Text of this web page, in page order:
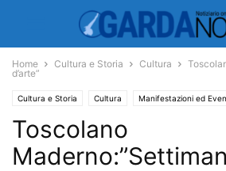
Home Cultura e Storia Cultura
d’arte”
Cultura e Storia Cultura Manifestazioni ed
Economia e Turismo
Toscolano